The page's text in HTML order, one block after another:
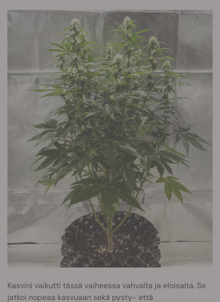
Kasvini vaikutti tässä vaiheessa vahvalta ja eloisalta. Se
jatkoi nopeaa kasvuaan sekä pysty- että